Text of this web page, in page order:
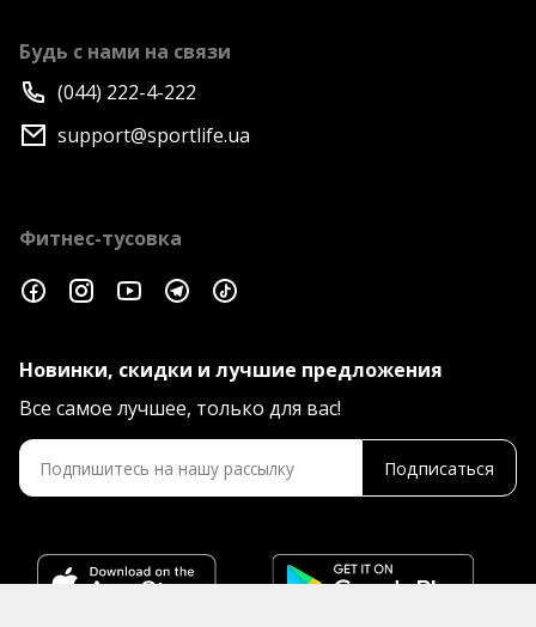
Будь с нами на связи
(044) 222-4-222
support@sportlife.ua
Фитнес-тусовка
Новинки, скидки и лучшие предложения
Все самое лучшее, только для вас!
Подписаться